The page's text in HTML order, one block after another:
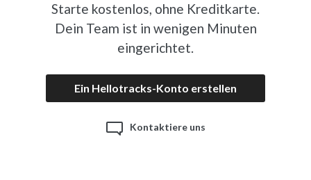
Starte kostenlos, ohne Kreditkarte.
Dein Team ist in wenigen Minuten
eingerichtet.
Ein Hellotracks-Konto erstellen
Kontaktiere uns